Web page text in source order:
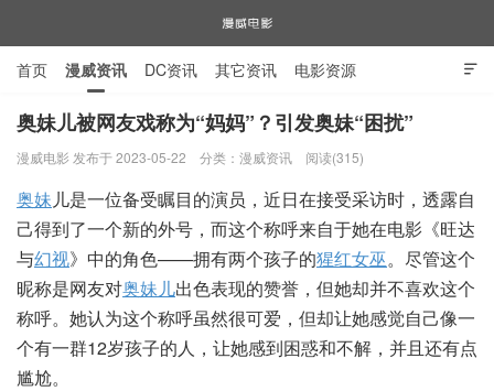

首页 漫威资讯 DC资讯 其它资讯 电影资源
电视剧资源 漫威图片
奥妹儿被网友戏称为“妈妈”？引发奥妹“困扰”
漫威电影 发布于 2023-05-22 分类： 漫威资讯 阅读(315)
奥妹儿是一位备受瞩目的演员，近日在接受采访时，透露自
己得到了一个新的外号，而这个称呼来自于她在电影《旺达
与幻视》中的角色——拥有两个孩子的猩红女巫。尽管这个
昵称是网友对奥妹儿出色表现的赞誉，但她却并不喜欢这个
称呼。她认为这个称呼虽然很可爱，但却让她感觉自己像一
个有一群12岁孩子的人，让她感到困惑和不解，并且还有点
尴尬。